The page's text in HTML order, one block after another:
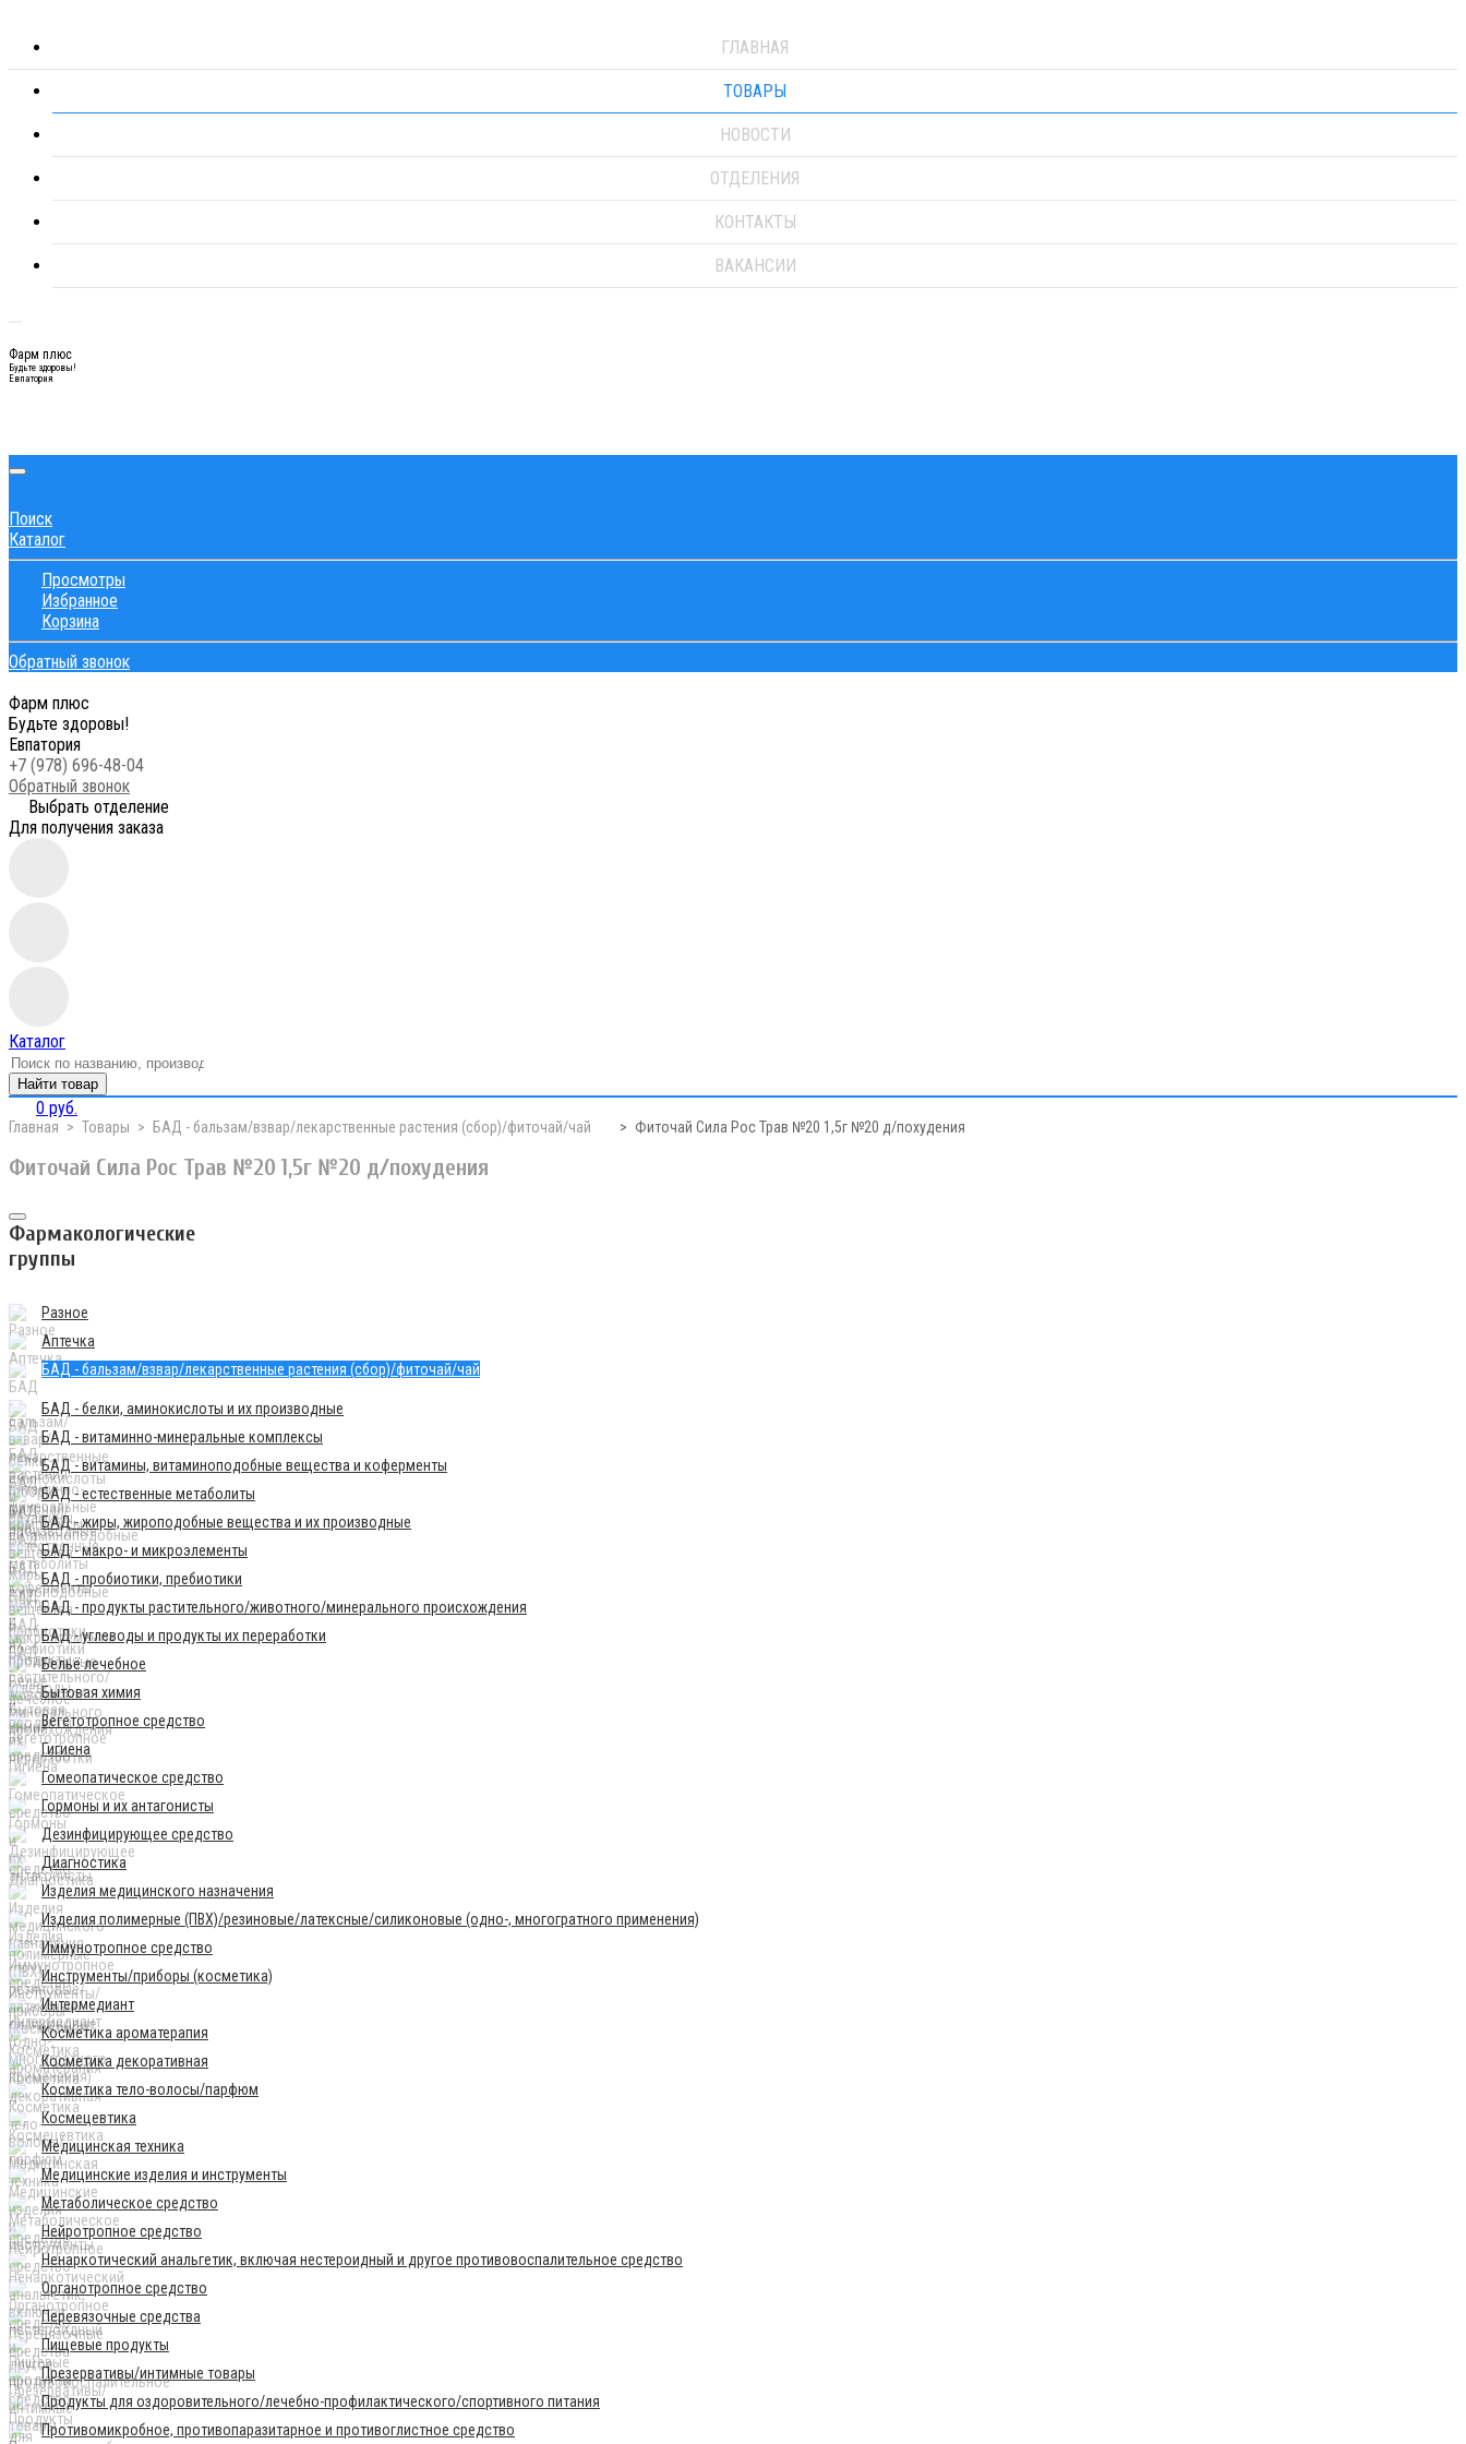
ГЛАВНАЯ
ТОВАРЫ
НОВОСТИ
ОТДЕЛЕНИЯ
КОНТАКТЫ
ВАКАНСИИ
Фарм плюс
Будьте здоровы!
Евпатория
Поиск
Каталог
Просмотры
Избранное
Корзина
Обратный звонок
Фарм плюс
Будьте здоровы!
Евпатория
+7 (978) 696-48-04
Обратный звонок
Выбрать отделение
Для получения заказа
Каталог
Найти товар
0 руб.
Главная Товары БАД - бальзам/взвар/лекарственные растения (сбор)/фиточай/чай Фиточай Сила Рос Трав №20 1,5г №20 д/похудения
Фиточай Сила Рос Трав №20 1,5г №20 д/похудения
Фармакологические
группы
Разное
Аптечка
БАД - бальзам/взвар/лекарственные растения (сбор)/фиточай/чай
БАД - белки, аминокислоты и их производные
БАД - витаминно-минеральные комплексы
БАД - витамины, витаминоподобные вещества и коферменты
БАД - естественные метаболиты
БАД - жиры, жироподобные вещества и их производные
БАД - макро- и микроэлементы
БАД - пробиотики, пребиотики
БАД - продукты растительного/животного/минерального происхождения
БАД - углеводы и продукты их переработки
Бельё лечебное
Бытовая химия
Вегетотропное средство
Гигиена
Гомеопатическое средство
Гормоны и их антагонисты
Дезинфицирующее средство
Диагностика
Изделия медицинского назначения
Изделия полимерные (ПВХ)/резиновые/латексные/силиконовые (одно-, многогратного применения)
Иммунотропное средство
Инструменты/приборы (косметика)
Интермедиант
Косметика ароматерапия
Косметика декоративная
Косметика тело-волосы/парфюм
Космецевтика
Медицинская техника
Медицинские изделия и инструменты
Метаболическое средство
Нейротропное средство
Ненаркотический анальгетик, включая нестероидный и другое противовоспалительное средство
Органотропное средство
Перевязочные средства
Пищевые продукты
Презервативы/интимные товары
Продукты для оздоровительного/лечебно-профилактического/спортивного питания
Противомикробное, противопаразитарное и противоглистное средство